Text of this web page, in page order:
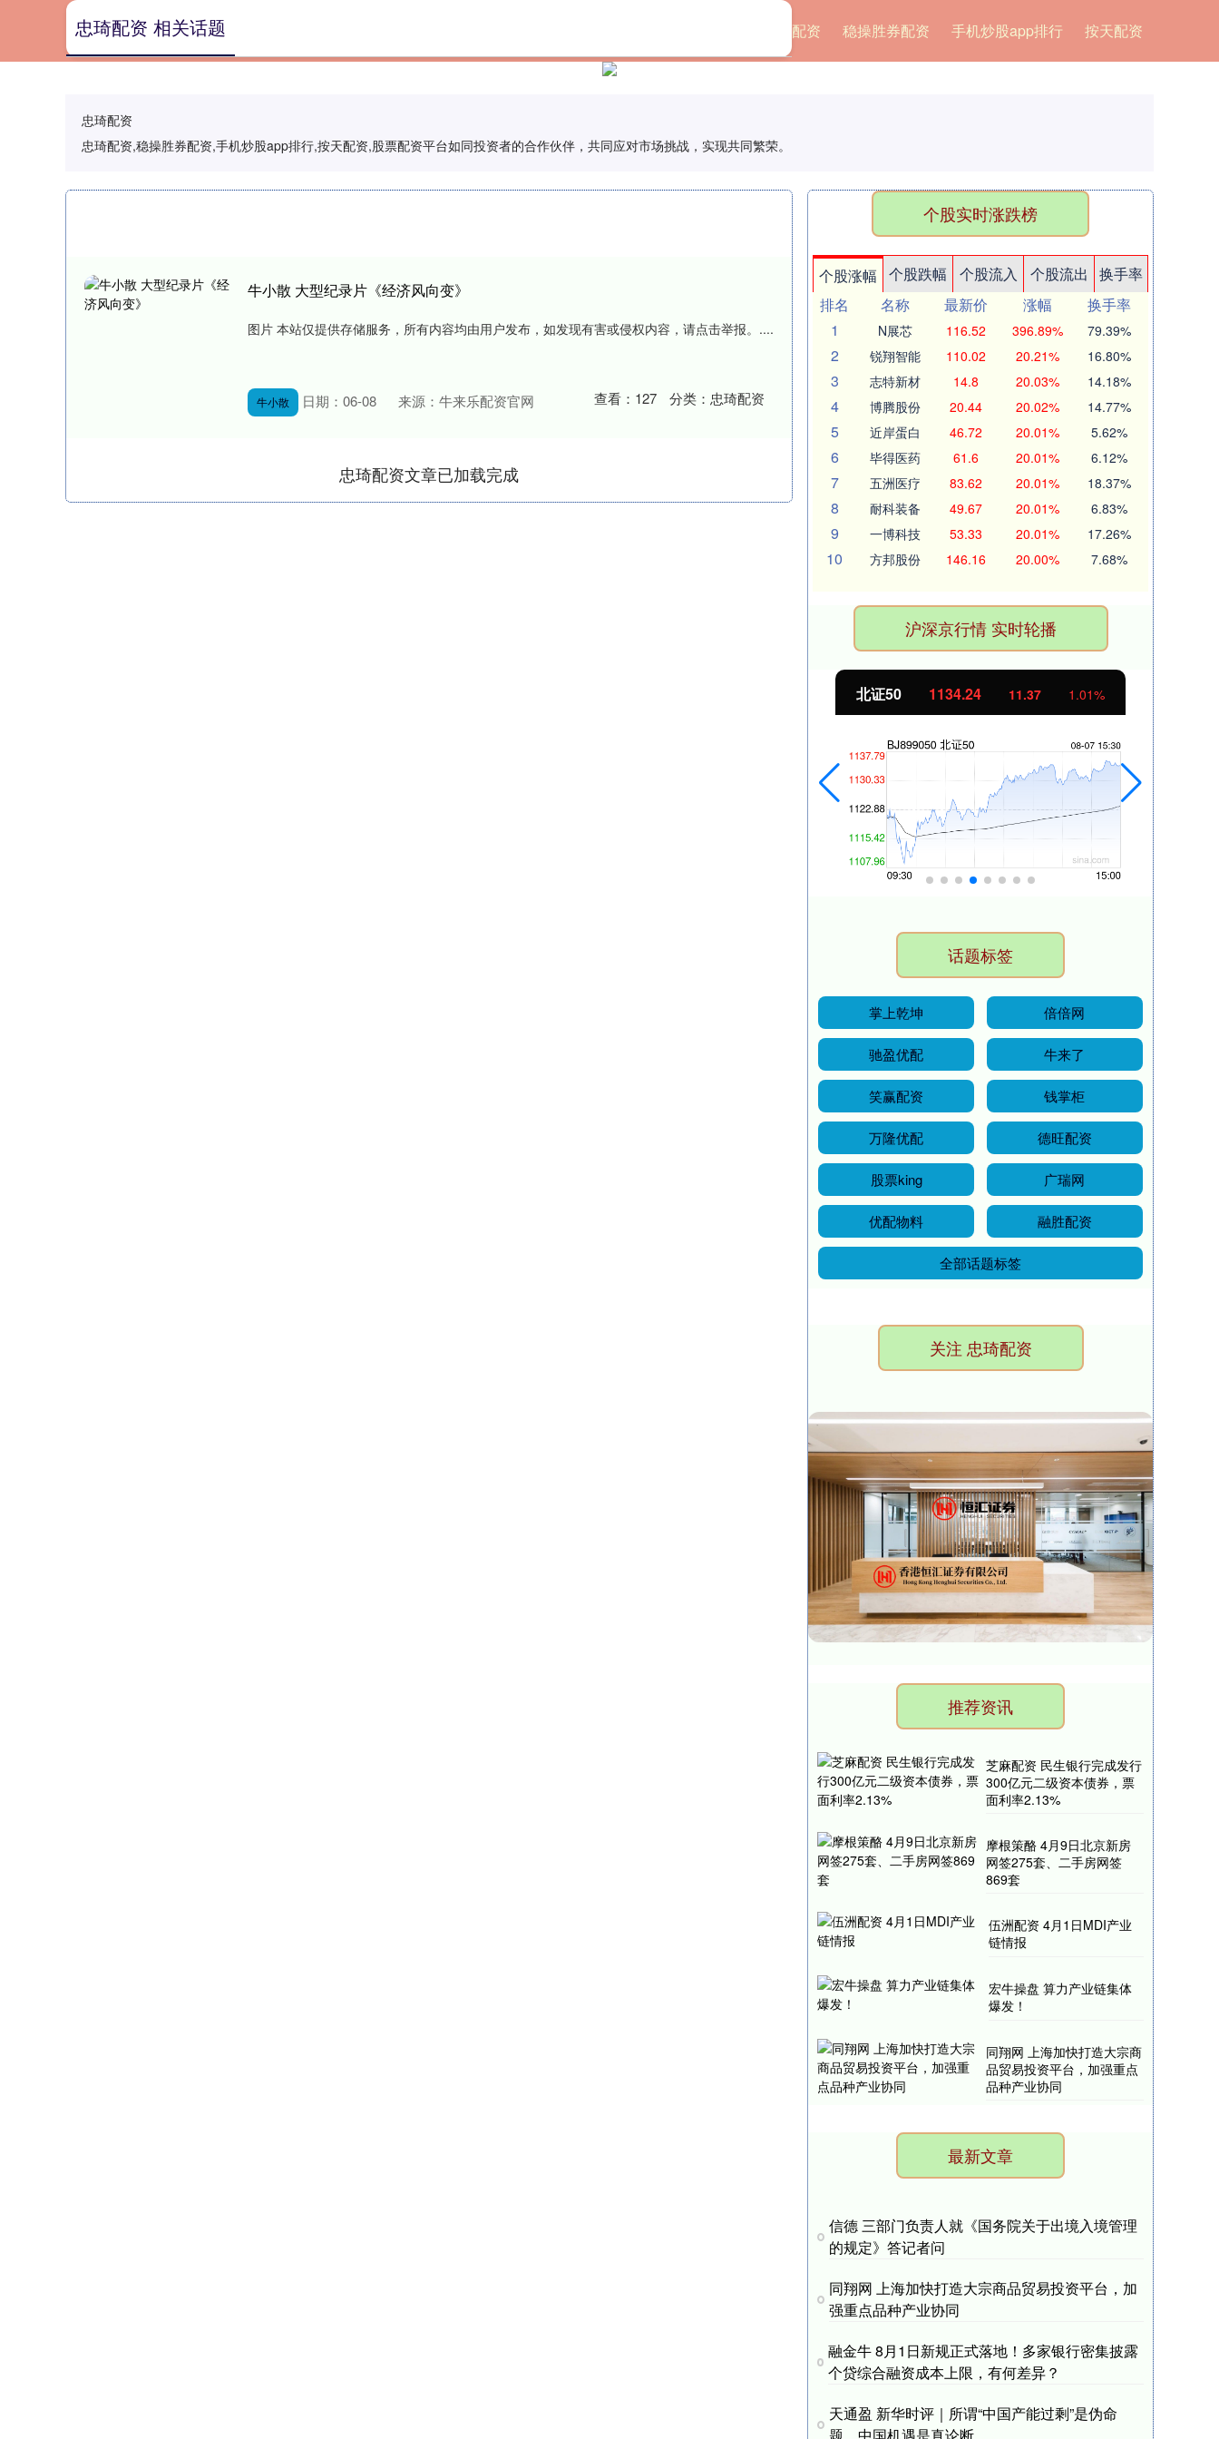
忠琦配资 稳操胜券配资 手机炒股app排行 按天配资
忠琦配资
忠琦配资,稳操胜券配资,手机炒股app排行,按天配资,股票配资平台如同投资者的合作伙伴，共同应对市场挑战，实现共同繁荣。
忠琦配资 相关话题
牛小散 大型纪录片《经济风向变》
图片 本站仅提供存储服务，所有内容均由用户发布，如发现有害或侵权内容，请点击举报。....
牛小散 日期：06-08 来源：牛来乐配资官网 查看： 127 分类： 忠琦配资
忠琦配资文章已加载完成
个股实时涨跌榜
个股涨幅 个股跌幅 个股流入 个股流出
换手率
排名
名称 最新价 涨幅
换手率
1
N展芯 116.52 396.89% 79.39%
2 锐翔智能 110.02 20.21% 16.80%
3 志特新材 14.8 20.03% 14.18%
4 博腾股份 20.44 20.02% 14.77%
5 近岸蛋白 46.72 20.01% 5.62%
6 毕得医药 61.6 20.01% 6.12%
7 五洲医疗 83.62 20.01% 18.37%
8 耐科装备 49.67 20.01% 6.83%
9 一博科技 53.33 20.01% 17.26%
10 方邦股份 146.16 20.00% 7.68%
沪深京行情 实时轮播
北证50 1134.24 11.37 1.01%
话题标签
掌上乾坤 倍倍网
驰盈优配 牛来了
笑赢配资 钱掌柜
万隆优配 德旺配资
股票king 广瑞网
优配物料 融胜配资
全部话题标签
关注 忠琦配资
推荐资讯
芝麻配资 民生银行完成发行
300亿元二级资本债券，票
面利率2.13%
摩根策酪 4月9日北京新房
网签275套、二手房网签
869套
伍洲配资 4月1日MDI产业
链情报
宏牛操盘 算力产业链集体
爆发！
同翔网 上海加快打造大宗商
品贸易投资平台，加强重点
品种产业协同
最新文章
信德 三部门负责人就《国务院关于出境入境管理
的规定》答记者问
同翔网 上海加快打造大宗商品贸易投资平台，加
强重点品种产业协同
融金牛 8月1日新规正式落地！多家银行密集披露
个贷综合融资成本上限，有何差异？
天通盈 新华时评｜所谓“中国产能过剩”是伪命